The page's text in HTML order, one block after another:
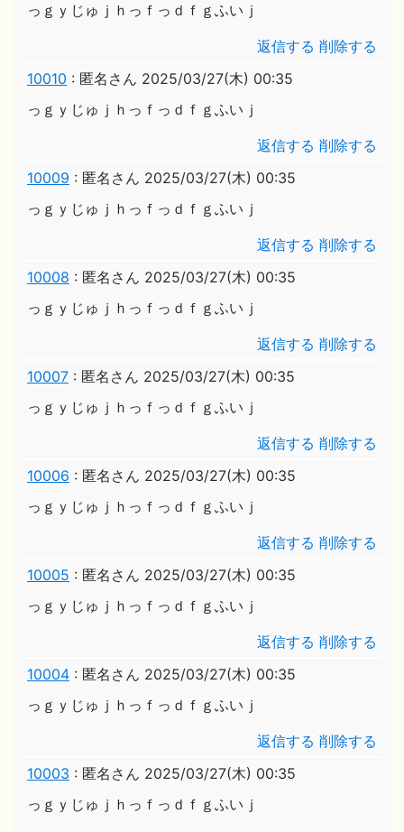
っｇｙじゅｊｈっｆっｄｆｇふいｊ
返信する 削除する
10010 : 匿名さん 2025/03/27(木) 00:35
っｇｙじゅｊｈっｆっｄｆｇふいｊ
返信する 削除する
10009 : 匿名さん 2025/03/27(木) 00:35
っｇｙじゅｊｈっｆっｄｆｇふいｊ
返信する 削除する
10008 : 匿名さん 2025/03/27(木) 00:35
っｇｙじゅｊｈっｆっｄｆｇふいｊ
返信する 削除する
10007 : 匿名さん 2025/03/27(木) 00:35
っｇｙじゅｊｈっｆっｄｆｇふいｊ
返信する 削除する
10006 : 匿名さん 2025/03/27(木) 00:35
っｇｙじゅｊｈっｆっｄｆｇふいｊ
返信する 削除する
10005 : 匿名さん 2025/03/27(木) 00:35
っｇｙじゅｊｈっｆっｄｆｇふいｊ
返信する 削除する
10004 : 匿名さん 2025/03/27(木) 00:35
っｇｙじゅｊｈっｆっｄｆｇふいｊ
返信する 削除する
10003 : 匿名さん 2025/03/27(木) 00:35
っｇｙじゅｊｈっｆっｄｆｇふいｊ